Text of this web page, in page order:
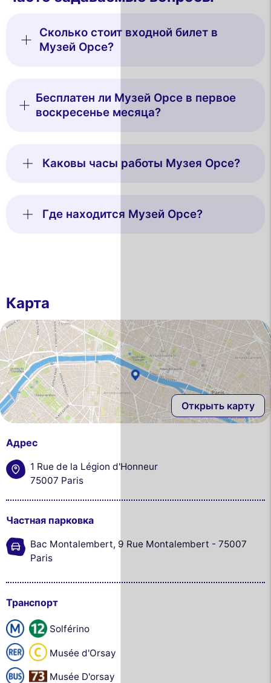
Сколько стоит входной билет в
Музей Орсе?
Бесплатен ли Музей Орсе в первое
воскресенье месяца?
Каковы часы работы Музея Орсе?
Где находится Музей Орсе?
Карта
Открыть карту
Адрес
1 Rue de la Légion d'Honneur
75007 Paris
Частная парковка
Bac Montalembert, 9 Rue Montalembert - 75007
Paris
Транспорт
Solférino
Musée d'Orsay
Musée D'orsay